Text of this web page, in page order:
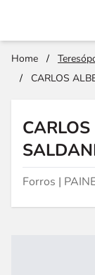
Home /
/
CARLOS
Forros |